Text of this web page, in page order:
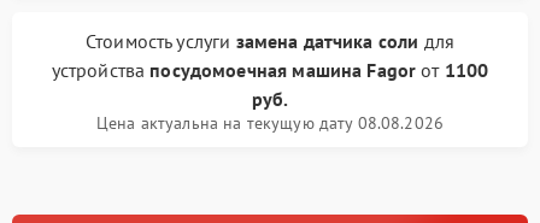
Стоимость услуги замена датчика соли для
устройства посудомоечная машина Fagor от 1100
руб.
Цена актуальна на текущую дату 08.08.2026